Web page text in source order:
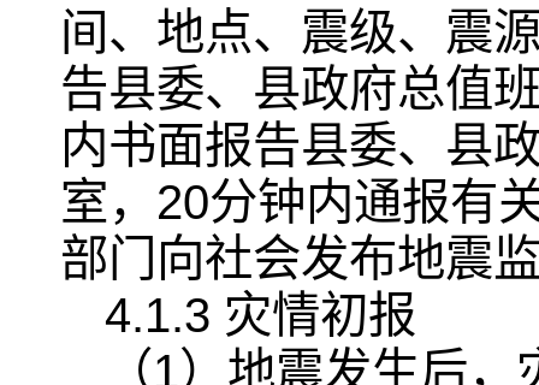
间、地点、震级、震
告县委、县政府总值
内书面报告县委、县
室，20分钟内通报有
部门向社会发布地震
4.1.3 灾情初报
（1）地震发生后